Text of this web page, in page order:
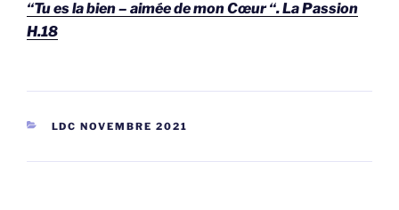
“Tu es la bien – aimée de mon Cœur “. La Passion
H.18
CATEGORIEËN
LDC NOVEMBRE 2021